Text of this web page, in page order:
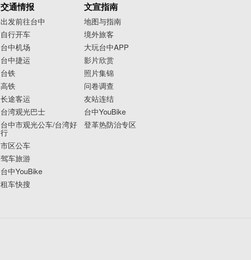
交通情报
出发前往台中
自行开车
台中机场
台中捷运
台铁
高铁
长途客运
台湾观光巴士
台中市观光公车/台湾好
行
市区公车
驾车旅游
台中YouBike
租车快搜
文宣指南
地图与指南
境外旅客
大玩台中APP
影片欣赏
照片集锦
问卷调查
友站连结
台中YouBike
登革热防治专区